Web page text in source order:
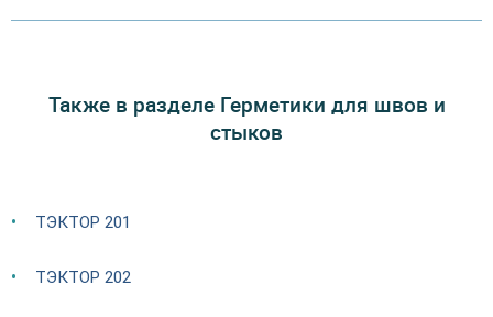
Также в разделе Герметики для швов и
стыков
ТЭКТОР 201
ТЭКТОР 202